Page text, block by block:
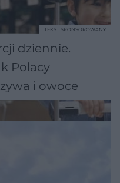
dziennie.
Polacy
i owoce
TEKST SPONSOROWANY